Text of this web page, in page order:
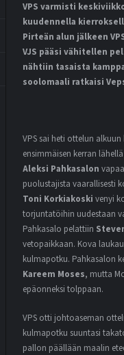
VPS varmisti
kuudennella
Pirteän alun jälkeen
VJS pääsi vähitellen
nähtiin tasaista
soolomaali ratkaisi
VPS sai heti ottelun
ensimmäisen kerran
Aleksi Pahkasalon
puolustajista vaarallisesti
Toni Korkiakoski venyi
torjuntatöihin uudestaan
Pahkasalo pelattiin
vetopaikkaan. Kova
kulmapotku. Pahkasalon
Kareem Moses, mutta
epäonneksi tolppaan.
VPS otti johtoaseman
kulmapotku suuntasi
pallon päällään maalin